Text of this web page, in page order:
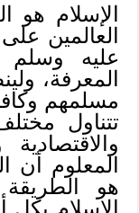
الإسلام هو
العالمين
عليه
المعرفة،
مسلمهم
تتناول
المعلوم أن
هو الطريقة
الإسلام